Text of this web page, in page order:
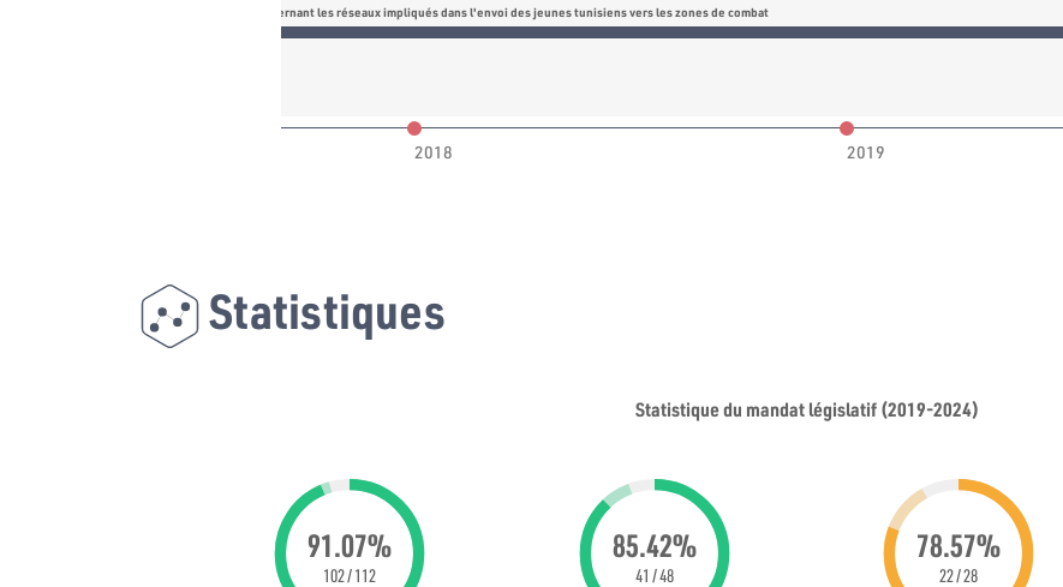
et l'évasion fiscale et le degré d'implication des tunisiens dont les noms ont été cités dans les "Panama Papers"
Commission d'investigation concernant les réseaux impliqués dans l'envoi des jeunes tunisiens vers les zones de combat
2018 2019
Statistiques
Statistique du mandat législatif (2019-2024)
91.07%
102 / 112
85.42%
41 / 48
78.57%
22 / 28